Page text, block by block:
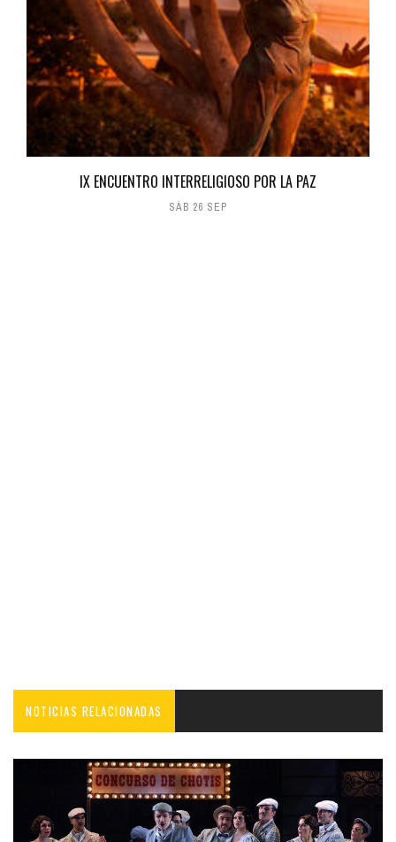
IX ENCUENTRO INTERRELIGIOSO POR LA PAZ
SÁB 26 SEP
NOTICIAS RELACIONADAS